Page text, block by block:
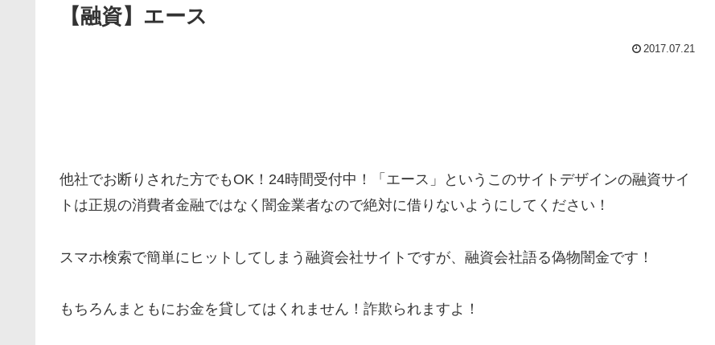
【融資】エース
2017.07.21
他社でお断りされた方でもOK！24時間受付中！「エース」というこのサイトデザインの融資サイ
トは正規の消費者金融ではなく闇金業者なので絶対に借りないようにしてください！
スマホ検索で簡単にヒットしてしまう融資会社サイトですが、融資会社語る偽物闇金です！
もちろんまともにお金を貸してはくれません！詐欺られますよ！